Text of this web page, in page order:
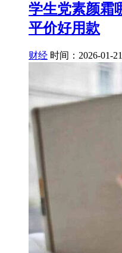
学生党素颜霜
平价好用款
财经 时间：2026-01-